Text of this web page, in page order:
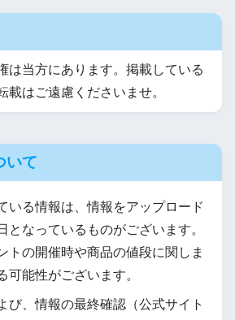
は当方にあります。掲載している
載はご遠慮くださいませ。
いて
いる情報は、情報をアップロード
となっているものがございます。
トの開催時や商品の値段に関しま
可能性がございます。
び、情報の最終確認（公式サイト